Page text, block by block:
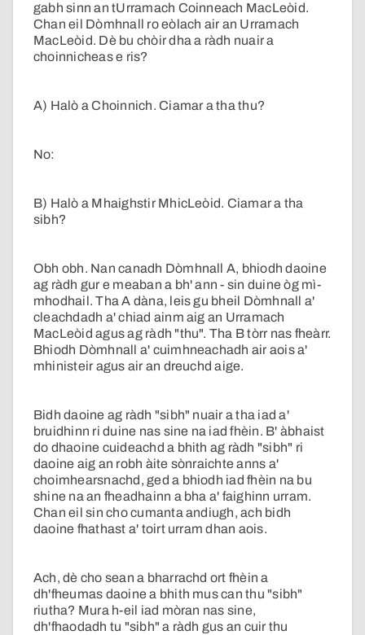
gabh sinn an tUrramach Coinneach MacLeòid.
Chan eil Dòmhnall ro eòlach air an Urramach
MacLeòid. Dè bu chòir dha a ràdh nuair a
choinnicheas e ris?
A) Halò a Choinnich. Ciamar a tha thu?
No:
B) Halò a Mhaighstir MhicLeòid. Ciamar a tha
sibh?
Obh obh. Nan canadh Dòmhnall A, bhiodh daoine
ag ràdh gur e meaban a bh' ann - sin duine òg mì-
mhodhail. Tha A dàna, leis gu bheil Dòmhnall a'
cleachdadh a' chiad ainm aig an Urramach
MacLeòid agus ag ràdh "thu". Tha B tòrr nas fheàrr.
Bhiodh Dòmhnall a' cuimhneachadh air aois a'
mhinisteir agus air an dreuchd aige.
Bidh daoine ag ràdh "sibh" nuair a tha iad a'
bruidhinn ri duine nas sine na iad fhèin. B' àbhaist
do dhaoine cuideachd a bhith ag ràdh "sibh" ri
daoine aig an robh àite sònraichte anns a'
choimhearsnachd, ged a bhiodh iad fhèin na bu
shine na an fheadhainn a bha a' faighinn urram.
Chan eil sin cho cumanta andiugh, ach bidh
daoine fhathast a' toirt urram dhan aois.
Ach, dè cho sean a bharrachd ort fhèin a
dh'fheumas daoine a bhith mus can thu "sibh"
riutha? Mura h-eil iad mòran nas sine,
dh'fhaodadh tu "sibh" a ràdh gus an cuir thu